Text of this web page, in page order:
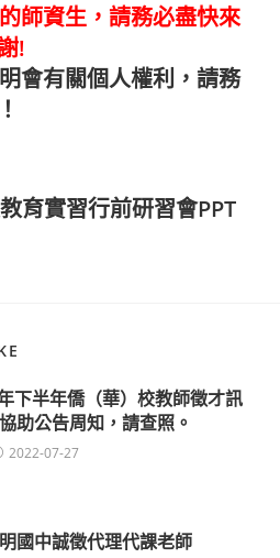
師資生，請務必盡快來
!
會有關個人權利，請務
育實習行前研習會PPT
下半年僑（華）校教師徵才訊
助公告周知，請查照。
2022-07-27
國中誠徵代理代課老師